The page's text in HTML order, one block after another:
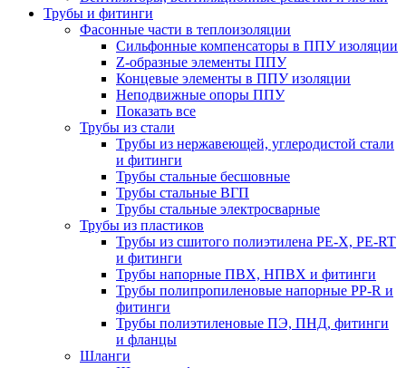
Трубы и фитинги
Фасонные части в теплоизоляции
Cильфонные компенсаторы в ППУ изоляции
Z-образные элементы ППУ
Концевые элементы в ППУ изоляции
Неподвижные опоры ППУ
Показать все
Трубы из стали
Трубы из нержавеющей, углеродистой стали
и фитинги
Трубы стальные бесшовные
Трубы стальные ВГП
Трубы стальные электросварные
Трубы из пластиков
Трубы из сшитого полиэтилена PE-X, PE-RT
и фитинги
Трубы напорные ПВХ, НПВХ и фитинги
Трубы полипропиленовые напорные PP-R и
фитинги
Трубы полиэтиленовые ПЭ, ПНД, фитинги
и фланцы
Шланги